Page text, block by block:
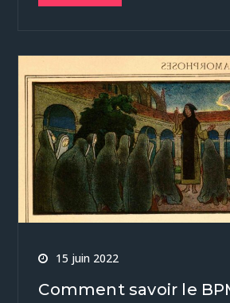
15 juin 2022
Comment savoir le